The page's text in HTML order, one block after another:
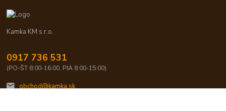
Kamka KM s.r.o.
0917 736 531
(PO-ŠT 8:00-16:00, PIA 8:00-15:00)
obchod@kamka.sk